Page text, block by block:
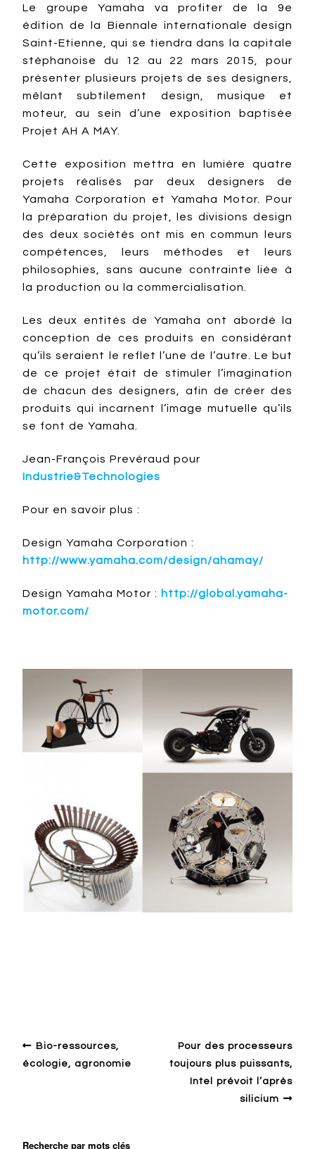
Le groupe Yamaha va profiter de la 9e
édition de la Biennale internationale design
Saint-Etienne, qui se tiendra dans la capitale
stéphanoise du 12 au 22 mars 2015, pour
présenter plusieurs projets de ses designers,
mêlant subtilement design, musique et
moteur, au sein d’une exposition baptisée
Projet AH A MAY.
Cette exposition mettra en lumière quatre
projets réalisés par deux designers de
Yamaha Corporation et Yamaha Motor. Pour
la préparation du projet, les divisions design
des deux sociétés ont mis en commun leurs
compétences, leurs méthodes et leurs
philosophies, sans aucune contrainte liée à
la production ou la commercialisation.
Les deux entités de Yamaha ont abordé la
conception de ces produits en considérant
qu’ils seraient le reflet l’une de l’autre. Le but
de ce projet était de stimuler l’imagination
de chacun des designers, afin de créer des
produits qui incarnent l’image mutuelle qu’ils
se font de Yamaha.
Jean-François Prevéraud pour
Industrie&Technologies
Pour en savoir plus :
Design Yamaha Corporation :
http://www.yamaha.com/design/ahamay/
Design Yamaha Motor : http://global.yamaha-
motor.com/
Bio-ressources,
écologie, agronomie
Pour des processeurs
toujours plus puissants,
Intel prévoit l’après
silicium
Recherche par mots clés